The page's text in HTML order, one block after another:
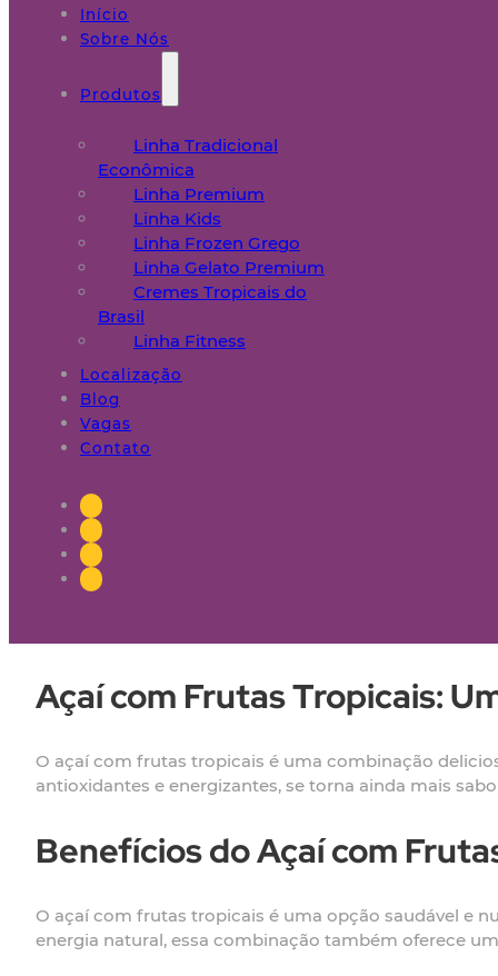
Início
Sobre Nós
Produtos
Linha Tradicional
Econômica
Linha Premium
Linha Kids
Linha Frozen Grego
Linha Gelato Premium
Cremes Tropicais do
Brasil
Linha Fitness
Localização
Blog
Vagas
Contato
Açaí com Frutas Tropicais:
O açaí com frutas tropicais é uma combinação
antioxidantes e energizantes, se torna ainda mais
Benefícios do Açaí com
O açaí com frutas tropicais é uma opção saudável e
energia natural, essa combinação também oferece